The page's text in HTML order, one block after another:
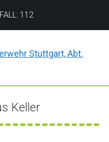
112
Keller
befinden sich hier: